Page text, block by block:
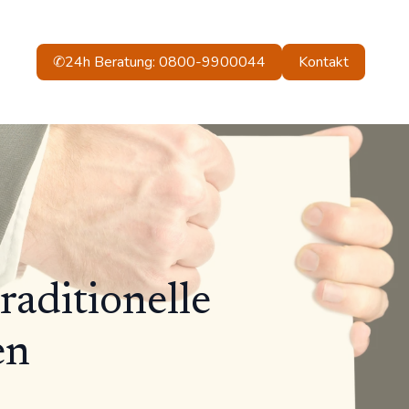
✆24h Beratung: 0800-9900044 Kontakt